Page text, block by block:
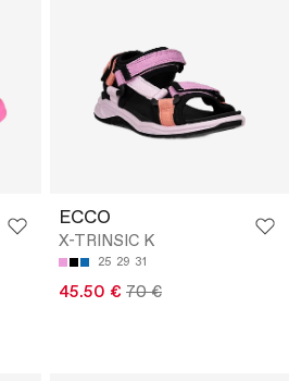
ECCO
X-TRINSIC K
25 29 31
45.50 € 70 €